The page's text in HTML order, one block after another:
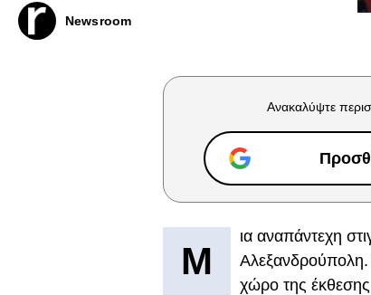
Newsroom
Ανακαλύψτε
Μ
ια αναπάντεχη
χώρο της